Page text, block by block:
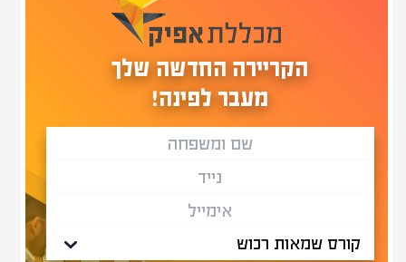
הקריירה החדשה שלך
מעבר לפינה!